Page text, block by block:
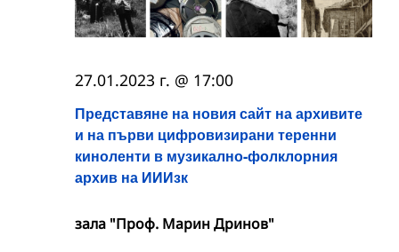
Представяне на новия сайт на архивите
и на първи цифровизирани теренни
киноленти в музикално-фолклорния
архив на ИИИзк
27.01.2023 г. @ 17:00
зала "Проф. Марин Дринов"